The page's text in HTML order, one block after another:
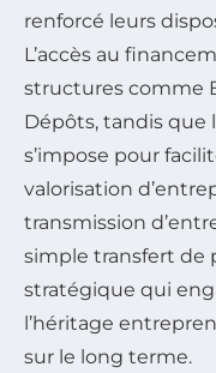
renforcé leurs
L’accès au
structures comme
Dépôts, tandis que
s’impose pour
valorisation
transmission
simple transfert de
stratégique qui
l’héritage
sur le long terme.